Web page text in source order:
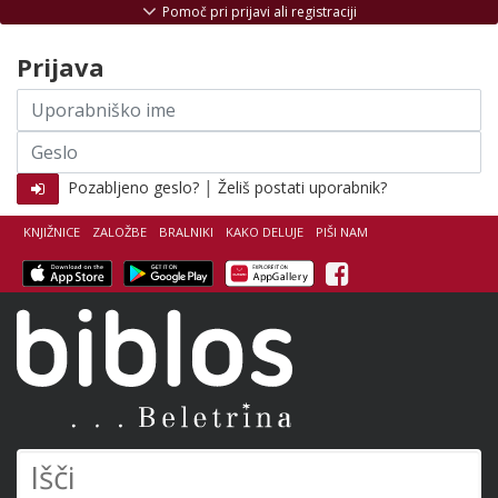
KNJIŽNICE ZALOŽBE BRALNIKI KAKO DELUJE PIŠI NAM
Facebook
Pomoč pri prijavi ali registraciji
Prijava
Uporabniško
ime
Geslo
Pozabljeno geslo? | Želiš postati uporabnik?